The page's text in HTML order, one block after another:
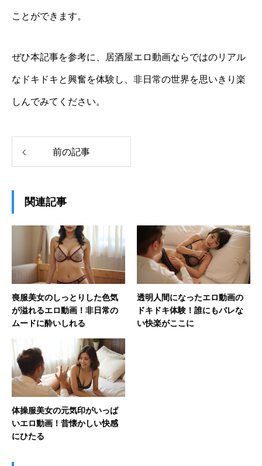
ことができます。
ぜひ本記事を参考に、居酒屋エロ動画ならではのリアル
なドキドキと興奮を体験し、非日常の世界を思いきり楽
しんでみてください。
前の記事
関連記事
喪服美女のしっとりした色気
が溢れるエロ動画！非日常の
ムードに酔いしれる
透明人間になったエロ動画の
ドキドキ体験！誰にもバレな
い快楽がここに
体操服美女の元気印がいっぱ
いエロ動画！昔懐かしい快感
にひたる